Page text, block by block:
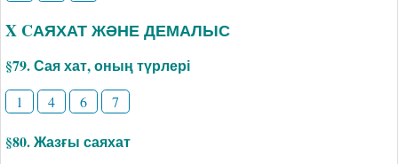
X CАЯХАТ ЖӘНЕ ДЕМАЛЫС
§79. Сая хат, оның түрлері
1 4 6 7
§80. Жазғы саяхат